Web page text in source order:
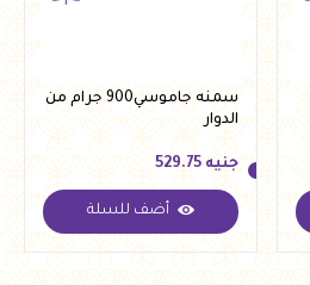
سمنه جاموسي900 جرام من
الدوار
جنيه
جنيه 529.75
أضف للسلة